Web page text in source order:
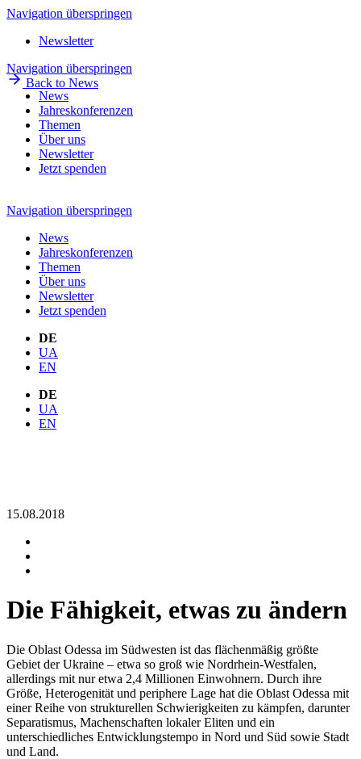
Navigation überspringen
Newsletter
Navigation überspringen
News
Jahreskonferenzen
Themen
Über uns
Newsletter
Jetzt spenden
Navigation überspringen
News
Jahreskonferenzen
Themen
Über uns
Newsletter
Jetzt spenden
DE
UA
EN
DE
UA
EN
Back to News
15.08.2018
Die Fähigkeit, etwas zu ändern
Die Oblast Odessa im Südwesten ist das flächenmäßig größte
Gebiet der Ukraine – etwa so groß wie Nordrhein-Westfalen,
allerdings mit nur etwa 2,4 Millionen Einwohnern. Durch ihre
Größe, Heterogenität und periphere Lage hat die Oblast Odessa mit
einer Reihe von strukturellen Schwierigkeiten zu kämpfen, darunter
Separatismus, Machenschaften lokaler Eliten und ein
unterschiedliches Entwicklungstempo in Nord und Süd sowie Stadt
und Land.